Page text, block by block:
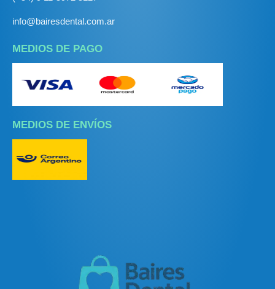
info@bairesdental.com.ar
MEDIOS DE PAGO
MEDIOS DE ENVÍOS